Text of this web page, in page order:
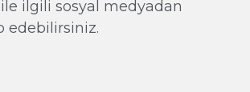
ilgili sosyal medyadan
edebilirsiniz.